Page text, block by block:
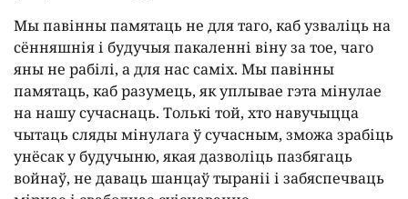
Мы павінны памятаць не для таго, каб узваліць на
сённяшнія і будучыя пакаленні віну за тое, чаго
яны не рабілі, а для нас саміх. Мы павінны
памятаць, каб разумець, як уплывае гэта мінулае
на нашу сучаснаць. Толькі той, хто навучыцца
чытаць сляды мінулага ў сучасным, зможа зрабіць
унёсак у будучыню, якая дазволіць пазбягаць
войнаў, не даваць шанцаў тыраніі і забяспечваць